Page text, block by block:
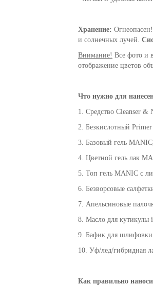
Хранение:
и солнечных лучей.
Внимание! Все фото и
отображение цветов
Что нужно для
1. Средство Cleanser &
2. Безкислотный
3. Базовый гель
4. Цветной гель лак
5. Топ гель MANIC с
6. Безворсовые
7. Апельсиновые
8. Масло для кутикулы
9. Бафик для шлифовки
10. Уф/лед/гибридная
Как правильно